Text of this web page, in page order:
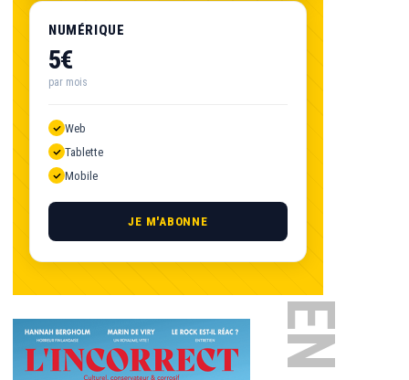
NUMÉRIQUE
5€
par mois
Web
Tablette
Mobile
JE M'ABONNE